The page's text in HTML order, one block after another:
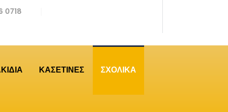
0718
ΚΑΣΕΤΙΝΕΣ ΣΧΟΛΙΚΑ